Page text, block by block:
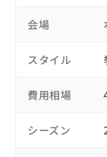
話で盛り上がって
メラマン！！最
🌷スケジュール
会場
スタイル
費用相場
シーズン